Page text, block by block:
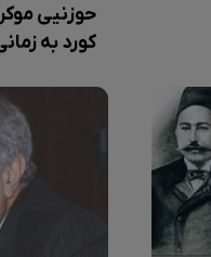
حوزنیی
کورد بە